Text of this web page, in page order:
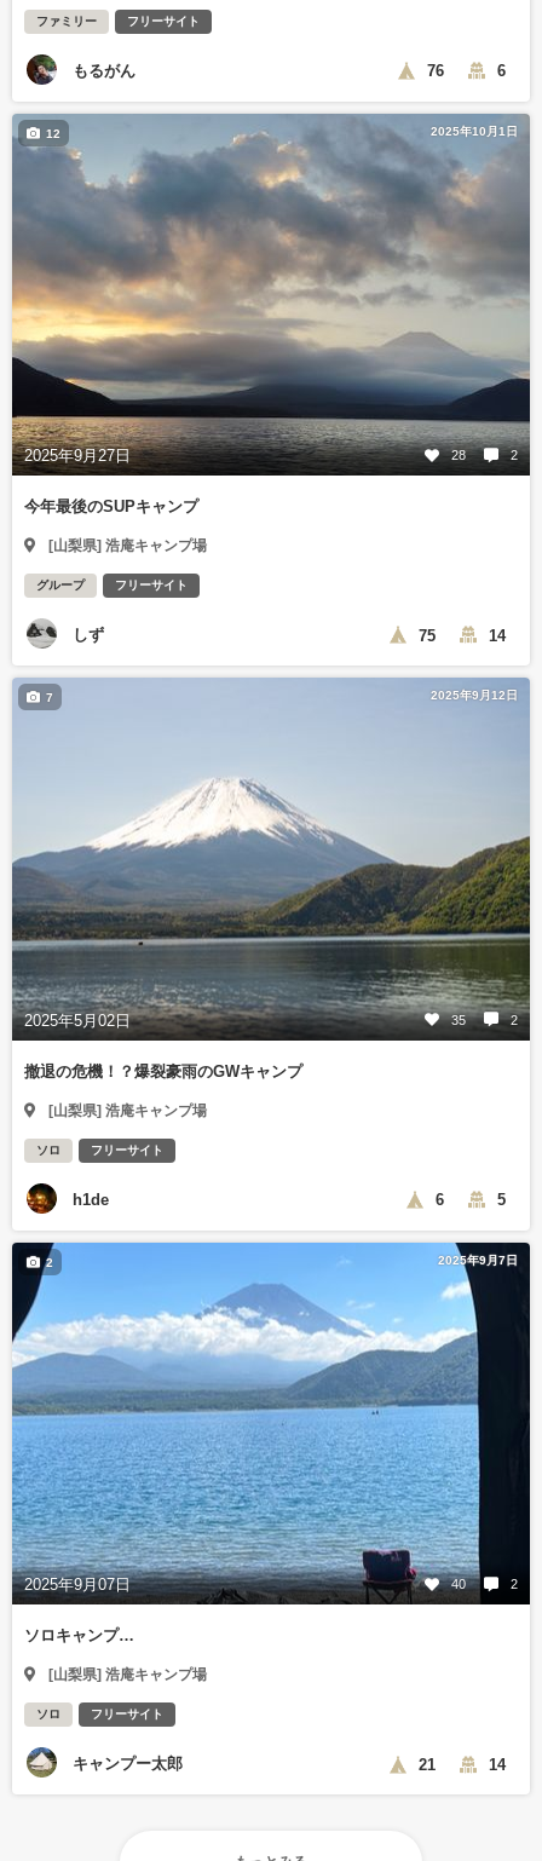
ファミリー フリーサイト
もるがん 76 6
2025年10月1日
2025年9月27日 28 2
12
今年最後のSUPキャンプ
[山梨県] 浩庵キャンプ場
グループ フリーサイト
しず 75 14
2025年9月12日
2025年5月02日 35 2
7
撤退の危機！？爆裂豪雨のGWキャンプ
[山梨県] 浩庵キャンプ場
ソロ フリーサイト
h1de 6 5
2025年9月7日
2025年9月07日 40 2
2
ソロキャンプ…
[山梨県] 浩庵キャンプ場
ソロ フリーサイト
キャンプー太郎 21 14